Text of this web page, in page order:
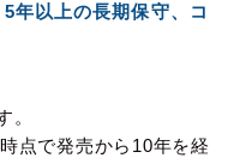
年以上の長期保守、コ
。
点で発売から10年を経